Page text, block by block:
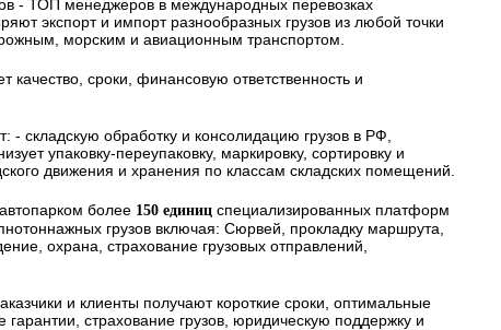
- ТОП менеджеров в международных перевозках
экспорт и импорт разнообразных грузов из любой точки
морским и авиационным транспортом.
качество, сроки, финансовую ответственность и
- складскую обработку и консолидацию грузов в РФ,
упаковку-переупаковку, маркировку, сортировку и
движения и хранения по классам складских помещений.
более 150 единиц специализированных платформ
грузов включая: Сюрвей, прокладку маршрута,
охрана, страхование грузовых отправлений,
и клиенты получают короткие сроки, оптимальные
страхование грузов, юридическую поддержку и